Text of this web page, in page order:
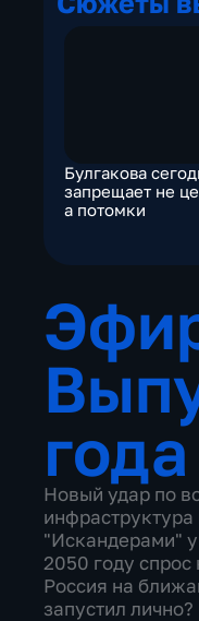
Булгакова
запрещает не
а потомки
года
Новый удар по
"Искандерами"
2050 году спрос
Россия на
запустил лично?